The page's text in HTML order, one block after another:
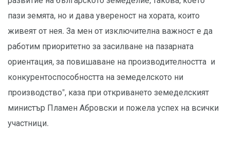
пази земята, но и дава увереност на хората, които
живеят от нея. За мен от изключителна важност е да
работим приоритетно за засилване на пазарната
ориентация, за повишаване на производителността и
конкурентоспособността на земеделското ни
производство", каза при откриването земеделският
министър Пламен Абровски и пожела успех на всички
участници.